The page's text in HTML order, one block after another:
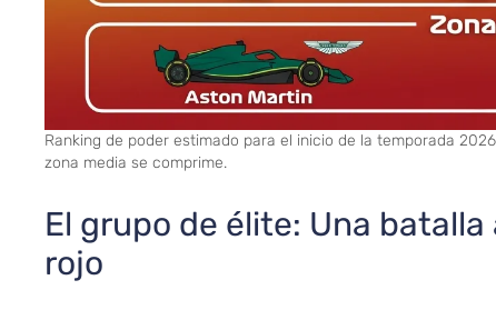
Ranking de poder estimado para el inicio de la temporada
zona media se comprime.
El grupo de élite: Una
rojo